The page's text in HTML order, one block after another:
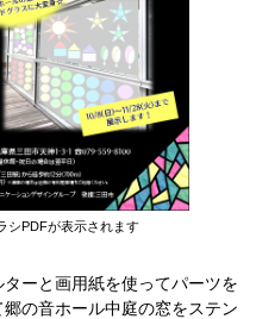
シPDFが表示されます
ーと画用紙を使ってパーツを
の音ホール中庭の窓をステン